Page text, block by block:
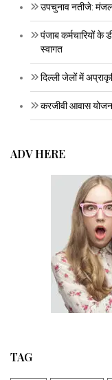
उपचुनाव नतीजे:
पंजाब कर्मचारियों के
स्वागत
दिल्ली जेलों में
करजीवी आवास
ADV HERE
TAG